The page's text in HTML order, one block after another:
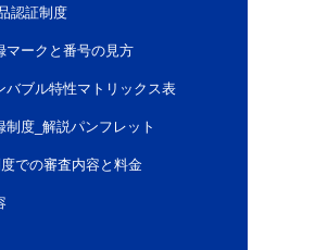
認証制度
ークと番号の見方
ブル特性マトリックス表
度_解説パンフレット
での審査内容と料金